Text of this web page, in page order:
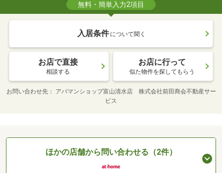
無料・簡単入力2項目
入居条件 について聞く
お店で直接
相談する
お店に行って
似た物件を探してもらう
お問い合わせ先
アパマンショップ富山清水店 株式会社前田商会不動産サー
ビス
ほかの店舗から問い合わせる（2件）